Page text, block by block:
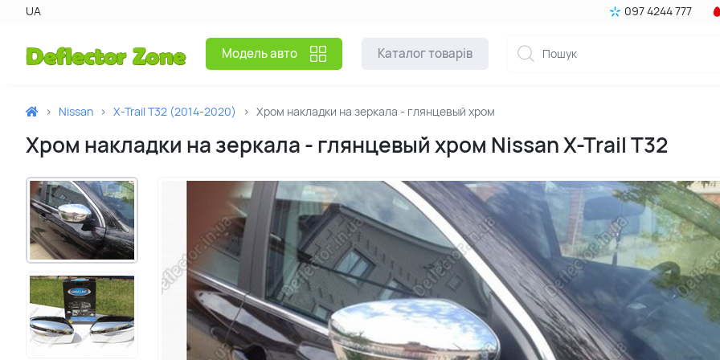
UA 097 4244 777
Модель авто Каталог товарів
Nissan X-Trail T32 (2014-2020) Хром накладки на зеркала - глянцевый хром
Хром накладки на зеркала - глянцевый хром Nissan X-Trail T32